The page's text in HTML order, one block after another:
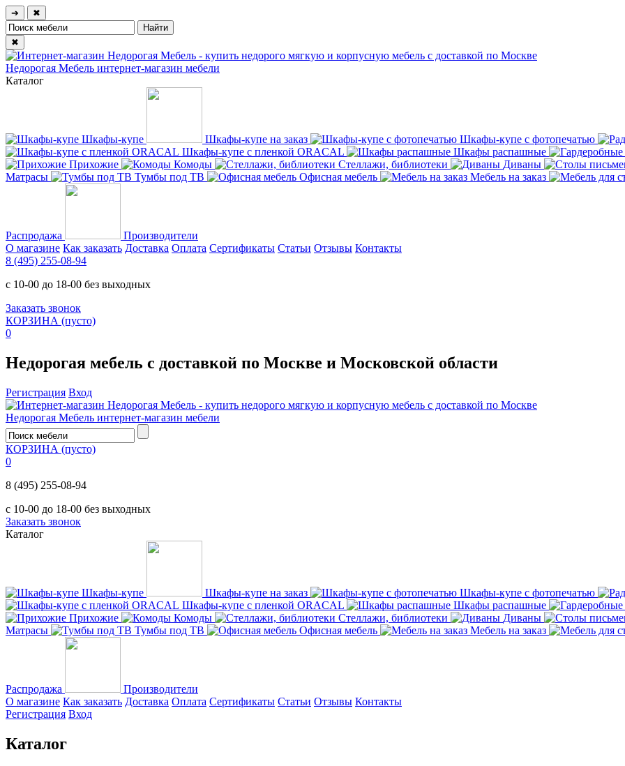
➔ ✖
✖
Недорогая Мебель интернет-магазин мебели
Каталог
Шкафы-купе Шкафы-купе на заказ Шкафы-купе с фотопечатью
Шкафы-купе с пленкой ORACAL
Шкафы распашные
Прихожие
Комоды Стеллажи, библиотеки Диваны
Матрасы
Тумбы под ТВ Офисная мебель Мебель на заказ
Распродажа
Производители
О магазине Как заказать Доставка Оплата Сертификаты Статьи Отзывы Контакты
8 (495) 255-08-94
с 10-00 до 18-00 без выходных
Заказать звонок
КОРЗИНА (пусто)
0
Недорогая мебель с доставкой по Москве и Московской области
Регистрация Вход
Недорогая Мебель интернет-магазин мебели
КОРЗИНА (пусто)
0
8 (495) 255-08-94
с 10-00 до 18-00 без выходных
Заказать звонок
Каталог
Шкафы-купе Шкафы-купе на заказ Шкафы-купе с фотопечатью
Шкафы-купе с пленкой ORACAL
Шкафы распашные
Прихожие
Комоды Стеллажи, библиотеки Диваны
Матрасы
Тумбы под ТВ Офисная мебель Мебель на заказ
Распродажа
Производители
О магазине Как заказать Доставка Оплата Сертификаты Статьи Отзывы Контакты
Регистрация Вход
Каталог